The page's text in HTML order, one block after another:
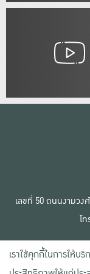
เลขที่ 50 ถนนงามวง
โ
เราใช้คุกกี้ในการให้บ